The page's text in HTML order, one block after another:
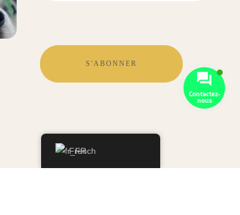
S'ABONNER
French
Contactez-
nous